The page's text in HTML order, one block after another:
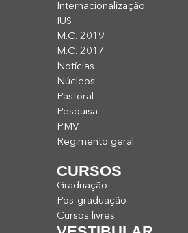
Internacionalização
IUS
M.C. 2019
M.C. 2017
Notícias
Núcleos
Pastoral
Pesquisa
PMV
Regimento geral
CURSOS
Graduação
Pós-graduação
Cursos livres